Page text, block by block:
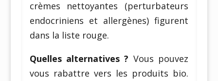
crèmes nettoyantes (perturbateurs
endocriniens et allergènes) figurent
dans la liste rouge.
Quelles alternatives ? Vous pouvez
vous rabattre vers les produits bio.